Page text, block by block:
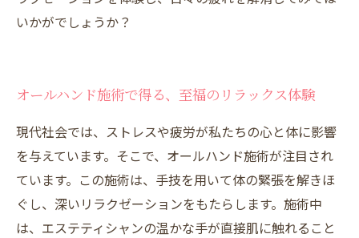
いかがでしょうか？
オールハンド施術で得る、至福のリラックス体験
現代社会では、ストレスや疲労が私たちの心と体に影響
を与えています。そこで、オールハンド施術が注目され
ています。この施術は、手技を用いて体の緊張を解きほ
ぐし、深いリラクゼーションをもたらします。施術中
は、エステティシャンの温かな手が直接肌に触れること